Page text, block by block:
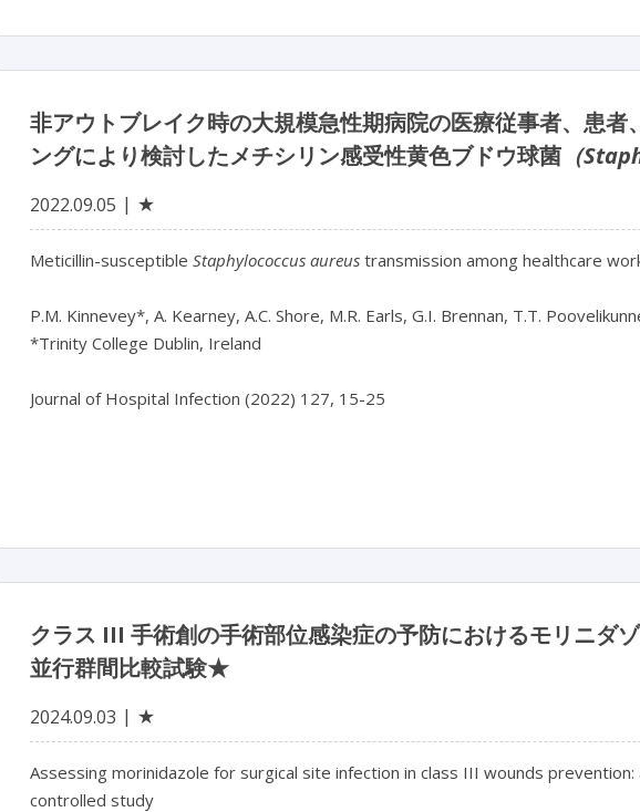
非アウトブレイク時の大規模急性期病院の医療従事者、患
ングにより検討したメチシリン感受性黄色ブドウ球菌 （
2022.09.05 ★
Meticillin-susceptible Staphylococcus aureus transmission among healthcare
P.M. Kinnevey*, A. Kearney, A.C. Shore, M.R. Earls, G.I. Brennan, T.T.
*Trinity College Dublin, Ireland
Journal of Hospital Infection (2022) 127, 15-25
クラス III 手術創の手術部位感染症の予防におけるモリニダ
並行群間比較試験★
2024.09.03 ★
Assessing morinidazole for surgical site infection in class III wounds
controlled study